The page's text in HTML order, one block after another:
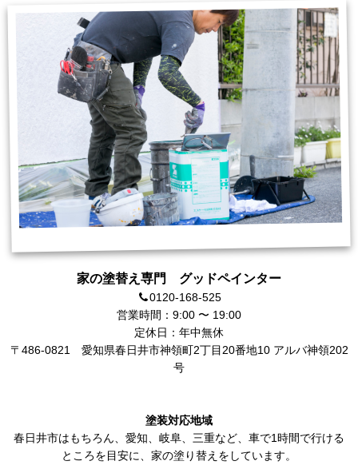
家の塗替え専門 グッドペインター
0120-168-525
営業時間：9:00 〜 19:00
定休日：年中無休
〒486-0821 愛知県春日井市神領町2丁目20番地10 アルバ神領202
号
塗装対応地域
春日井市はもちろん、 愛知 、岐阜、三重など、車で1時間で行ける
ところを目安に、家の塗り替えをしています。